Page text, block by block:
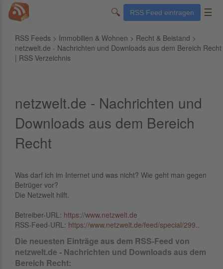
🔍 RSS Feed eintragen ☰
RSS Feeds > Immobilien & Wohnen > Recht & Beistand >
netzwelt.de - Nachrichten und Downloads aus dem Bereich Recht
| RSS Verzeichnis
netzwelt.de - Nachrichten und
Downloads aus dem Bereich
Recht
Was darf ich im Internet und was nicht? Wie geht man gegen
Betrüger vor?
Die Netzwelt hilft.
Betreiber-URL: https://www.netzwelt.de
RSS-Feed-URL: https://www.netzwelt.de/feed/special/299..
Die neuesten Einträge aus dem RSS-Feed von
netzwelt.de - Nachrichten und Downloads aus dem
Bereich Recht: